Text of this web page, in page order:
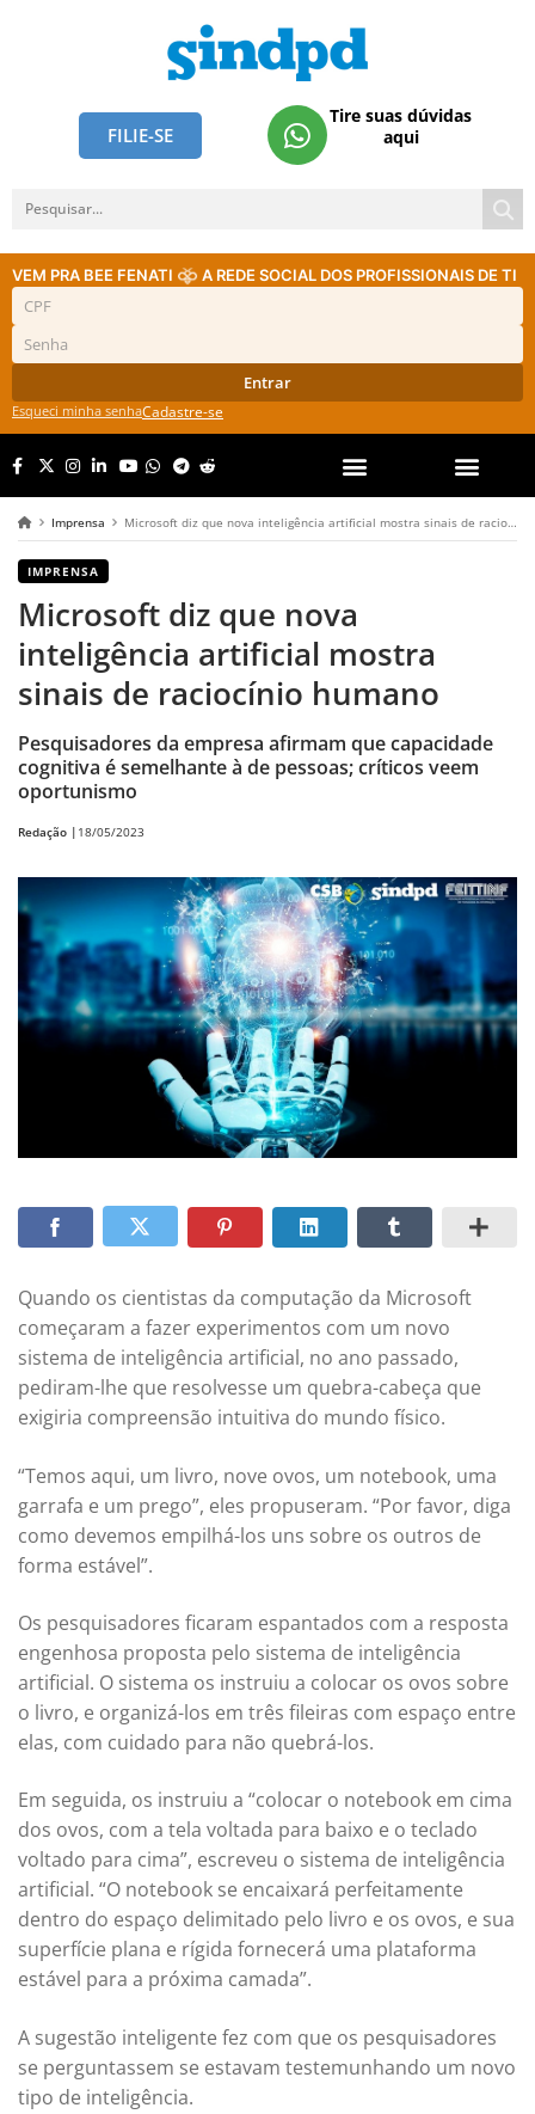
FILIE-SE
Tire suas dúvidas
aqui
VEM PRA BEE FENATI A REDE SOCIAL DOS PROFISSIONAIS DE TI
Entrar
Esqueci minha senhaCadastre-se
Imprensa Microsoft diz que nova inteligência artificial mostra sinais de raciocínio humano
IMPRENSA
Microsoft diz que nova
inteligência artificial mostra
sinais de raciocínio humano
Pesquisadores da empresa afirmam que capacidade
cognitiva é semelhante à de pessoas; críticos veem
oportunismo
Redação | 18/05/2023
Quando os cientistas da computação da Microsoft
começaram a fazer experimentos com um novo
sistema de inteligência artificial, no ano passado,
pediram-lhe que resolvesse um quebra-cabeça que
exigiria compreensão intuitiva do mundo físico.
“Temos aqui, um livro, nove ovos, um notebook, uma
garrafa e um prego”, eles propuseram. “Por favor, diga
como devemos empilhá-los uns sobre os outros de
forma estável”.
Os pesquisadores ficaram espantados com a resposta
engenhosa proposta pelo sistema de inteligência
artificial. O sistema os instruiu a colocar os ovos sobre
o livro, e organizá-los em três fileiras com espaço entre
elas, com cuidado para não quebrá-los.
Em seguida, os instruiu a “colocar o notebook em cima
dos ovos, com a tela voltada para baixo e o teclado
voltado para cima”, escreveu o sistema de inteligência
artificial. “O notebook se encaixará perfeitamente
dentro do espaço delimitado pelo livro e os ovos, e sua
superfície plana e rígida fornecerá uma plataforma
estável para a próxima camada”.
A sugestão inteligente fez com que os pesquisadores
se perguntassem se estavam testemunhando um novo
tipo de inteligência.